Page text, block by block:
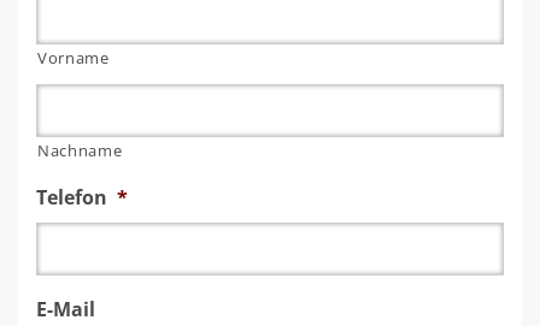
Vorname
Nachname
Telefon *
E-Mail